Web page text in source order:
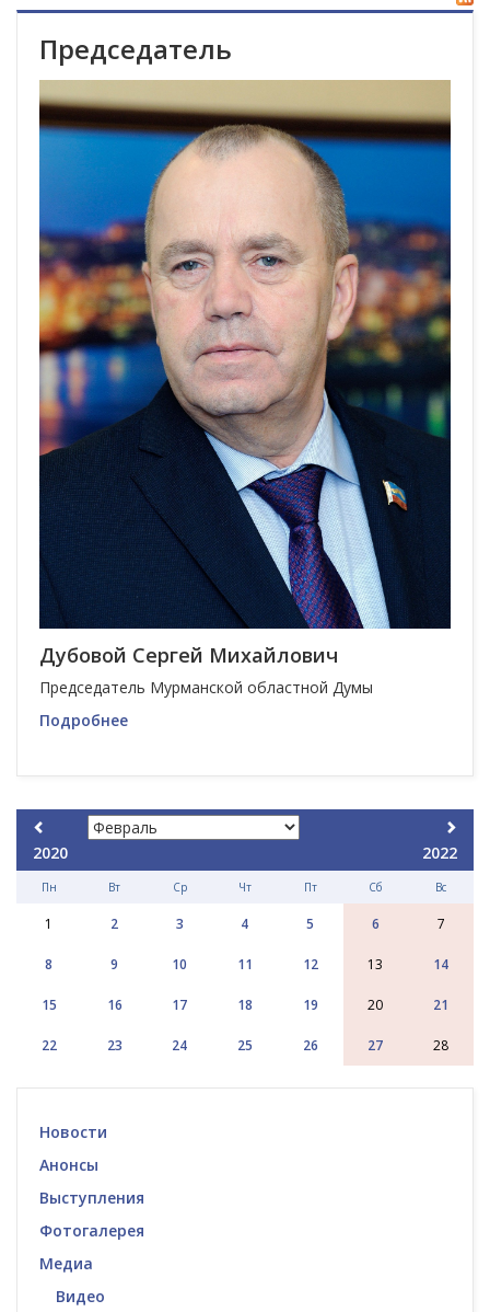
Председатель
Дубовой Сергей Михайлович
Председатель Мурманской областной Думы
Подробнее
2020 2022
Пн Вт Ср Чт Пт Сб Вс
1 2 3 4 5 6 7
8 9 10 11 12 13 14
15 16 17 18 19 20 21
22 23 24 25 26 27 28
Новости
Анонсы
Выступления
Фотогалерея
Медиа
Видео